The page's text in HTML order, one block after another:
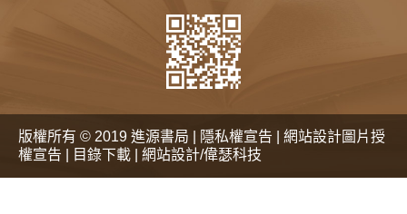
版權所有 © 2019 進源書局 | 隱私權宣告
網站設計圖片授
權宣告
目錄下載 網站設計/偉瑟科技